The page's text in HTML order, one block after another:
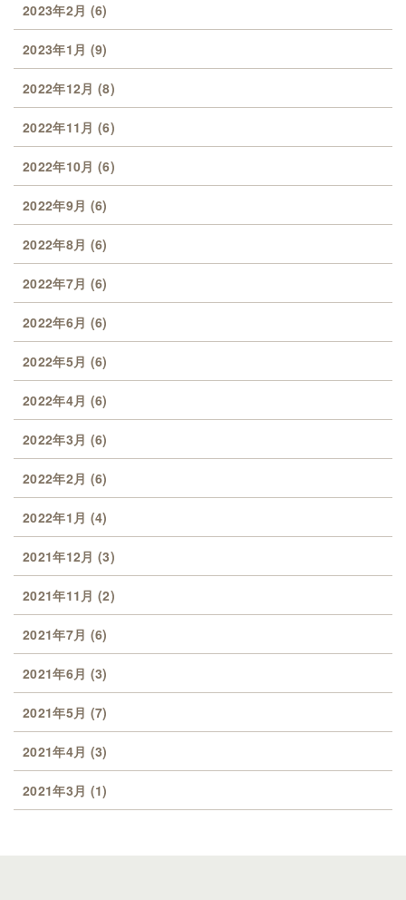
2023年2月 (6)
2023年1月 (9)
2022年12月 (8)
2022年11月 (6)
2022年10月 (6)
2022年9月 (6)
2022年8月 (6)
2022年7月 (6)
2022年6月 (6)
2022年5月 (6)
2022年4月 (6)
2022年3月 (6)
2022年2月 (6)
2022年1月 (4)
2021年12月 (3)
2021年11月 (2)
2021年7月 (6)
2021年6月 (3)
2021年5月 (7)
2021年4月 (3)
2021年3月 (1)